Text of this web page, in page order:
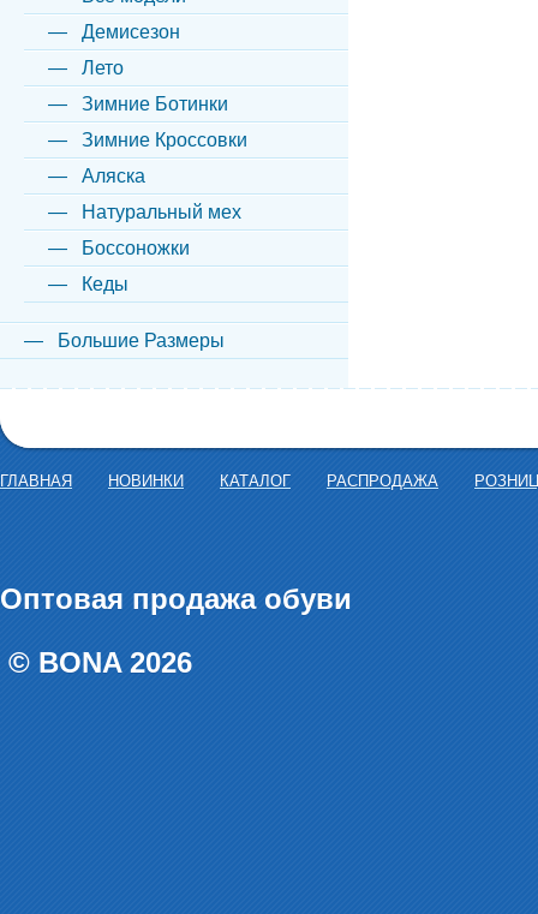
Демисезон
Лето
Зимние Ботинки
Зимние Кроссовки
Аляска
Натуральный мех
Боссоножки
Кеды
Большие Размеры
ГЛАВНАЯ НОВИНКИ КАТАЛОГ РАСПРОДАЖА
Оптовая продажа обуви
© BONA 2026